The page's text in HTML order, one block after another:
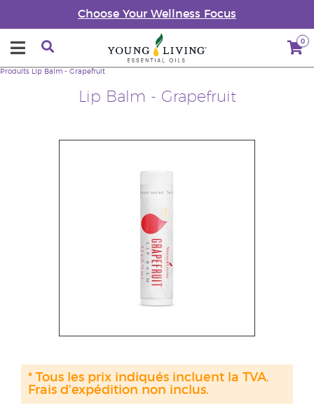
Choose Your Wellness Focus
0
Lip Balm - Grapefruit
Produits Lip Balm - Grapefruit
* Tous les prix indiqués incluent la TVA.
Frais d'expédition non inclus.